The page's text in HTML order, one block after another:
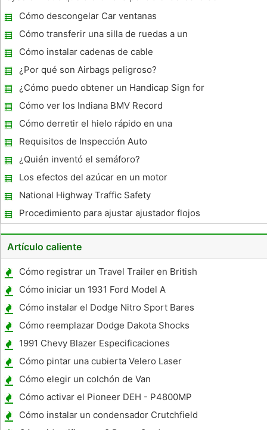
estas leyes han encontrado algunos defensores acérrimos y
algunos disi
Cómo descongelar Car ventanas
Cómo transferir una silla de ruedas a un
automóvil
Cómo instalar cadenas de cable
¿Por qué son Airbags peligroso?
¿Cómo puedo obtener un Handicap Sign for
My Car?
Cómo ver los Indiana BMV Record
Cómo derretir el hielo rápido en una
carretera
Requisitos de Inspección Auto
¿Quién inventó el semáforo?
Los efectos del azúcar en un motor
National Highway Traffic Safety
Administración
Procedimiento para ajustar ajustador flojos
Frenos
Artículo caliente
Cómo registrar un Travel Trailer en British
Columbia
Cómo iniciar un 1931 Ford Model A
Cómo instalar el Dodge Nitro Sport Bares
Servicios
Cómo reemplazar Dodge Dakota Shocks
1991 Chevy Blazer Especificaciones
Cómo pintar una cubierta Velero Laser
Cómo elegir un colchón de Van
Cómo activar el Pioneer DEH - P4800MP
Manual AUX de entrada
Cómo instalar un condensador Crutchfield